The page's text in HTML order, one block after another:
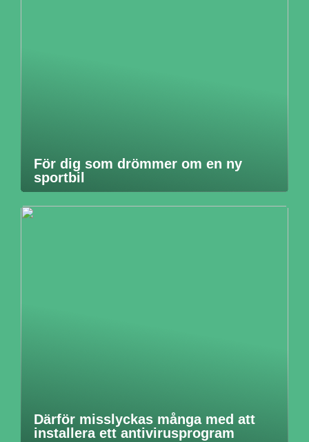
För dig som drömmer om en ny
sportbil
Därför misslyckas många med att
installera ett antivirusprogram